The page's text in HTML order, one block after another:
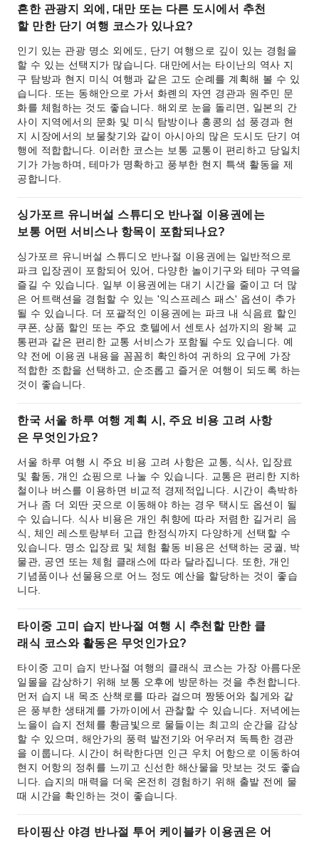
흔한 관광지 외에, 대만 또는 다른 도시에서 추천
할 만한 단기 여행 코스가 있나요?
인기 있는 관광 명소 외에도, 단기 여행으로 깊이 있는 경험을
할 수 있는 선택지가 많습니다. 대만에서는 타이난의 역사 지
구 탐방과 현지 미식 여행과 같은 고도 순례를 계획해 볼 수 있
습니다. 또는 동해안으로 가서 화롄의 자연 경관과 원주민 문
화를 체험하는 것도 좋습니다. 해외로 눈을 돌리면, 일본의 간
사이 지역에서의 문화 및 미식 탐방이나 홍콩의 섬 풍경과 현
지 시장에서의 보물찾기와 같이 아시아의 많은 도시도 단기 여
행에 적합합니다. 이러한 코스는 보통 교통이 편리하고 당일치
기가 가능하며, 테마가 명확하고 풍부한 현지 특색 활동을 제
공합니다.
싱가포르 유니버설 스튜디오 반나절 이용권에는
보통 어떤 서비스나 항목이 포함되나요?
싱가포르 유니버설 스튜디오 반나절 이용권에는 일반적으로
파크 입장권이 포함되어 있어, 다양한 놀이기구와 테마 구역을
즐길 수 있습니다. 일부 이용권에는 대기 시간을 줄이고 더 많
은 어트랙션을 경험할 수 있는 '익스프레스 패스' 옵션이 추가
될 수 있습니다. 더 포괄적인 이용권에는 파크 내 식음료 할인
쿠폰, 상품 할인 또는 주요 호텔에서 센토사 섬까지의 왕복 교
통편과 같은 편리한 교통 서비스가 포함될 수도 있습니다. 예
약 전에 이용권 내용을 꼼꼼히 확인하여 귀하의 요구에 가장
적합한 조합을 선택하고, 순조롭고 즐거운 여행이 되도록 하는
것이 좋습니다.
한국 서울 하루 여행 계획 시, 주요 비용 고려 사항
은 무엇인가요?
서울 하루 여행 시 주요 비용 고려 사항은 교통, 식사, 입장료
및 활동, 개인 쇼핑으로 나눌 수 있습니다. 교통은 편리한 지하
철이나 버스를 이용하면 비교적 경제적입니다. 시간이 촉박하
거나 좀 더 외딴 곳으로 이동해야 하는 경우 택시도 옵션이 될
수 있습니다. 식사 비용은 개인 취향에 따라 저렴한 길거리 음
식, 체인 레스토랑부터 고급 한정식까지 다양하게 선택할 수
있습니다. 명소 입장료 및 체험 활동 비용은 선택하는 궁궐, 박
물관, 공연 또는 체험 클래스에 따라 달라집니다. 또한, 개인
기념품이나 선물용으로 어느 정도 예산을 할당하는 것이 좋습
니다.
타이중 고미 습지 반나절 여행 시 추천할 만한 클
래식 코스와 활동은 무엇인가요?
타이중 고미 습지 반나절 여행의 클래식 코스는 가장 아름다운
일몰을 감상하기 위해 보통 오후에 방문하는 것을 추천합니다.
먼저 습지 내 목조 산책로를 따라 걸으며 짱뚱어와 칠게와 같
은 풍부한 생태계를 가까이에서 관찰할 수 있습니다. 저녁에는
노을이 습지 전체를 황금빛으로 물들이는 최고의 순간을 감상
할 수 있으며, 해안가의 풍력 발전기와 어우러져 독특한 경관
을 이룹니다. 시간이 허락한다면 인근 우치 어항으로 이동하여
현지 어항의 정취를 느끼고 신선한 해산물을 맛보는 것도 좋습
니다. 습지의 매력을 더욱 온전히 경험하기 위해 출발 전에 물
때 시간을 확인하는 것이 좋습니다.
타이핑산 야경 반나절 투어 케이블카 이용권은 어